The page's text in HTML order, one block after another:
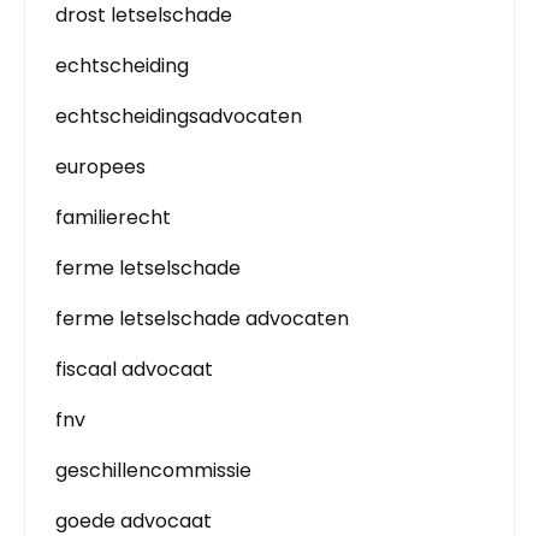
drost letselschade
echtscheiding
echtscheidingsadvocaten
europees
familierecht
ferme letselschade
ferme letselschade advocaten
fiscaal advocaat
fnv
geschillencommissie
goede advocaat